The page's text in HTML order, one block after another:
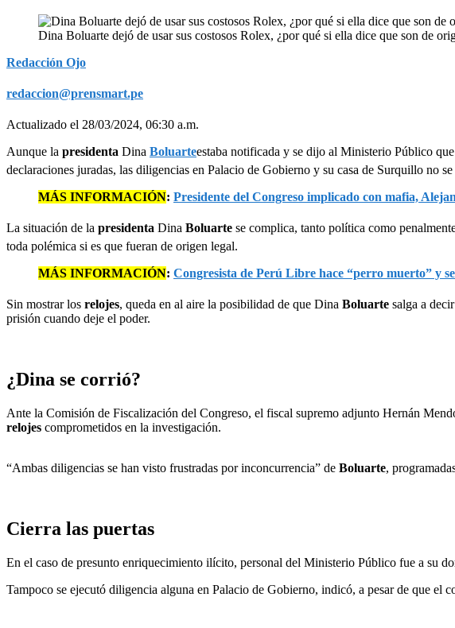
Dina Boluarte dejó de usar sus costosos Rolex, ¿por qué si ella dice que son de
Redacción Ojo
redaccion@prensmart.pe
Actualizado el 28/03/2024, 06:30 a.m.
Aunque la presidenta Dina Boluarteestaba notificada y se dijo al Ministerio Público
declaraciones juradas, las diligencias en Palacio de Gobierno y su casa de Surquillo no
MÁS INFORMACIÓN: Presidente del Congreso implicado con mafia,
La situación de la presidenta Dina Boluarte se complica, tanto política como
toda polémica si es que fueran de origen legal.
MÁS INFORMACIÓN: Congresista de Perú Libre hace “perro muerto” y
Sin mostrar los relojes, queda en al aire la posibilidad de que Dina Boluarte salga a
prisión cuando deje el poder.
¿Dina se corrió?
Ante la Comisión de Fiscalización del Congreso, el fiscal supremo adjunto Hernán
relojes comprometidos en la investigación.
“Ambas diligencias se han visto frustradas por inconcurrencia” de Boluarte,
Cierra las puertas
En el caso de presunto enriquecimiento ilícito, personal del Ministerio Público fue a su
Tampoco se ejecutó diligencia alguna en Palacio de Gobierno, indicó, a pesar de que